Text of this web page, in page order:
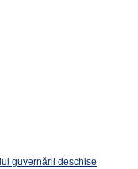
guvernării deschise